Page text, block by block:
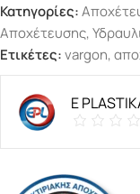
Κατηγορίες:
Αποχέτευσης,
Ετικέτες:vargon,
E